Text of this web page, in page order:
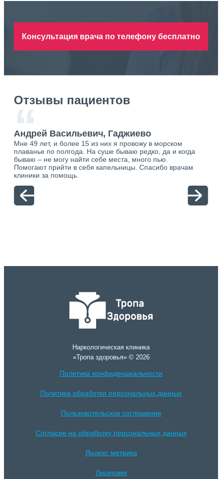
Консультация врача по телефону бесплатно
Отзывы пациентов
“
Андрей Васильевич, Гаджиево
Мне 49 лет, и более 15 из них я провожу в морском
плаванье по полгода. На суше бываю редко, да и когда
бываю – не могу найти себе места, много пью.
Помогают прийти в себя капельницы. Спасибо врачам
клиники за помощь.
Наркологическая клиника
«Тропа здоровья» © 2026
Политика конфиденциальности
Политика обработки персональных данных
Пользовотельское соглошение
Согласие на обработку персональных данных
Яндекс метрика
Лицензии